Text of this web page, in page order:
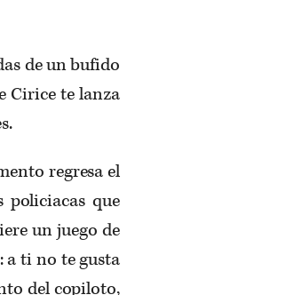
de un bufido
Cirice te lanza
regresa el
policiacas que
un juego de
a ti no te gusta
del copiloto,